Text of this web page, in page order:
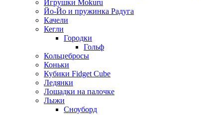
Игрушки Mokuru
Йо-Йо и пружинка Радуга
Качели
Кегли
Городки
Гольф
Кольцебросы
Коньки
Кубики Fidget Cube
Ледянки
Лошадки на палочке
Лыжи
Сноуборд